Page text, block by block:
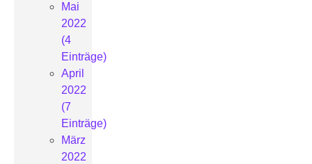
Mai
2022
(4
Einträge)
April
2022
(7
Einträge)
März
2022